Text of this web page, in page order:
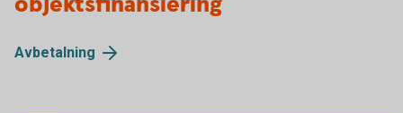
Avbetalning